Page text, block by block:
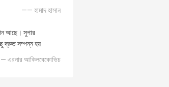
—— হামাদ হাসান
আছে। সুপার
দ্রুত সম্পন্ন হয়
এরনার আকিলবেকোভিচ